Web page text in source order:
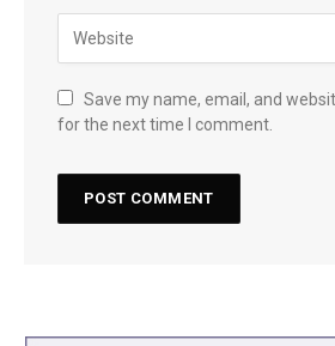
Save my name, email, and
for the next time I comment.